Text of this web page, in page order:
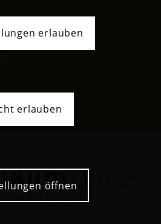
erlauben
erlauben
öffnen